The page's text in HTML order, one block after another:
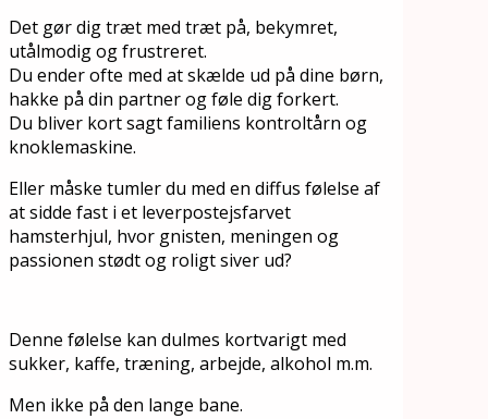
Det gør dig træt med træt på, bekymret,
utålmodig og frustreret.
Du ender ofte med at skælde ud på dine børn,
hakke på din partner og føle dig forkert.
Du bliver kort sagt familiens kontroltårn og
knoklemaskine.
Eller måske tumler du med en diffus følelse af
at sidde fast i et leverpostejsfarvet
hamsterhjul, hvor gnisten, meningen og
passionen stødt og roligt siver ud?
Denne følelse kan dulmes kortvarigt med
sukker, kaffe, træning, arbejde, alkohol m.m.
Men ikke på den lange bane.